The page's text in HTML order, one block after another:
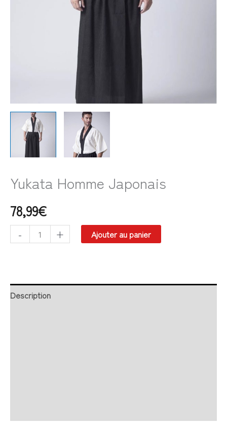
Yukata Homme Japonais
78,99€
- + Ajouter au panier
Description